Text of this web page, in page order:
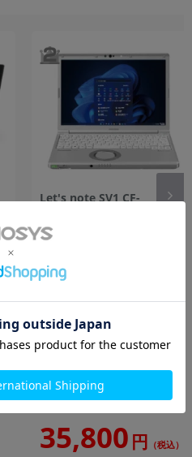
円
Let's note SV1 CF-
i7(3.0GHz)/32GB/256GB
256GB
84,800
【Core
Win11Pro】
35,800 円 （税込）